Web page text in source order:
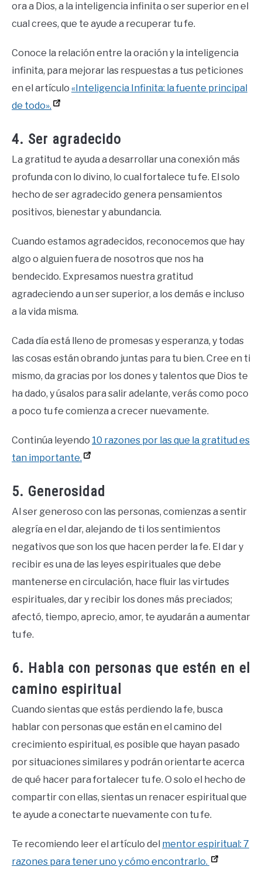
ora a Dios, a la inteligencia infinita o ser superior en el
cual crees, que te ayude a recuperar tu fe.
Conoce la relación entre la oración y la inteligencia
infinita, para mejorar las respuestas a tus peticiones
en el artículo «Inteligencia Infinita: la fuente principal
de todo».
4. Ser agradecido
La gratitud te ayuda a desarrollar una conexión más
profunda con lo divino, lo cual fortalece tu fe. El solo
hecho de ser agradecido genera pensamientos
positivos, bienestar y abundancia.
Cuando estamos agradecidos, reconocemos que hay
algo o alguien fuera de nosotros que nos ha
bendecido. Expresamos nuestra gratitud
agradeciendo a un ser superior, a los demás e incluso
a la vida misma.
Cada día está lleno de promesas y esperanza, y todas
las cosas están obrando juntas para tu bien. Cree en ti
mismo, da gracias por los dones y talentos que Dios te
ha dado, y úsalos para salir adelante, verás como poco
a poco tu fe comienza a crecer nuevamente.
Continúa leyendo 10 razones por las que la gratitud es
tan importante.
5. Generosidad
Al ser generoso con las personas, comienzas a sentir
alegría en el dar, alejando de ti los sentimientos
negativos que son los que hacen perder la fe. El dar y
recibir es una de las leyes espirituales que debe
mantenerse en circulación, hace fluir las virtudes
espirituales, dar y recibir los dones más preciados;
afectó, tiempo, aprecio, amor, te ayudarán a aumentar
tu fe.
6. Habla con personas que estén en el
camino espiritual
Cuando sientas que estás perdiendo la fe, busca
hablar con personas que están en el camino del
crecimiento espiritual, es posible que hayan pasado
por situaciones similares y podrán orientarte acerca
de qué hacer para fortalecer tu fe. O solo el hecho de
compartir con ellas, sientas un renacer espiritual que
te ayude a conectarte nuevamente con tu fe.
Te recomiendo leer el artículo del mentor espiritual: 7
razones para tener uno y cómo encontrarlo.